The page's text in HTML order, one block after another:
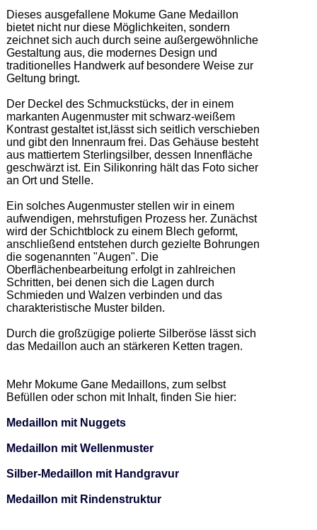
Dieses ausgefallene Mokume Gane Medaillon
bietet nicht nur diese Möglichkeiten, sondern
zeichnet sich auch durch seine außergewöhnliche
Gestaltung aus, die modernes Design und
traditionelles Handwerk auf besondere Weise zur
Geltung bringt.
Der Deckel des Schmuckstücks, der in einem
markanten Augenmuster mit schwarz-weißem
Kontrast gestaltet ist,lässt sich seitlich verschieben
und gibt den Innenraum frei. Das Gehäuse besteht
aus mattiertem Sterlingsilber, dessen Innenfläche
geschwärzt ist. Ein Silikonring hält das Foto sicher
an Ort und Stelle.
Ein solches Augenmuster stellen wir in einem
aufwendigen, mehrstufigen Prozess her. Zunächst
wird der Schichtblock zu einem Blech geformt,
anschließend entstehen durch gezielte Bohrungen
die sogenannten "Augen". Die
Oberflächenbearbeitung erfolgt in zahlreichen
Schritten, bei denen sich die Lagen durch
Schmieden und Walzen verbinden und das
charakteristische Muster bilden.
Durch die großzügige polierte Silberöse lässt sich
das Medaillon auch an stärkeren Ketten tragen.
Mehr Mokume Gane Medaillons, zum selbst
Befüllen oder schon mit Inhalt, finden Sie hier:
Medaillon mit Nuggets
Medaillon mit Wellenmuster
Silber-Medaillon mit Handgravur
Medaillon mit Rindenstruktur